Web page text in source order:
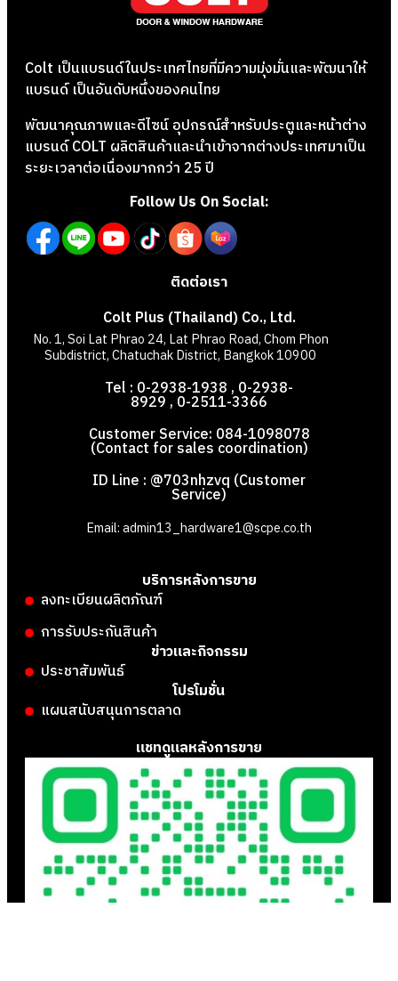
Colt เป็นแบรนด์ในประเทศไทยที่มีความมุ่งมั่นและพัฒนาให้
แบรนด์ เป็นอันดับหนึ่งของคนไทย
พัฒนาคุณภาพและดีไซน์ อุปกรณ์สำหรับประตูและหน้าต่าง
แบรนด์ COLT ผลิตสินค้าและนำเข้าจากต่างประเทศมาเป็น
ระยะเวลาต่อเนื่องมากกว่า 25 ปี
Follow Us On Social:
ติดต่อเรา
Colt Plus (Thailand) Co., Ltd.
No. 1, Soi Lat Phrao 24, Lat Phrao Road, Chom Phon
Subdistrict, Chatuchak District, Bangkok 10900
Tel : 0-2938-1938 , 0-2938-
8929 , 0-2511-3366
Customer Service: 084-1098078
(Contact for sales coordination)
ID Line : @703nhzvq (Customer
Service)
Email: admin13_hardware1@scpe.co.th
บริการหลังการขาย
ลงทะเบียนผลิตภัณฑ์
การรับประกันสินค้า
ข่าวและกิจกรรม
ประชาสัมพันธ์
โปรโมชั่น
แผนสนับสนุนการตลาด
แชทดูแลหลังการขาย